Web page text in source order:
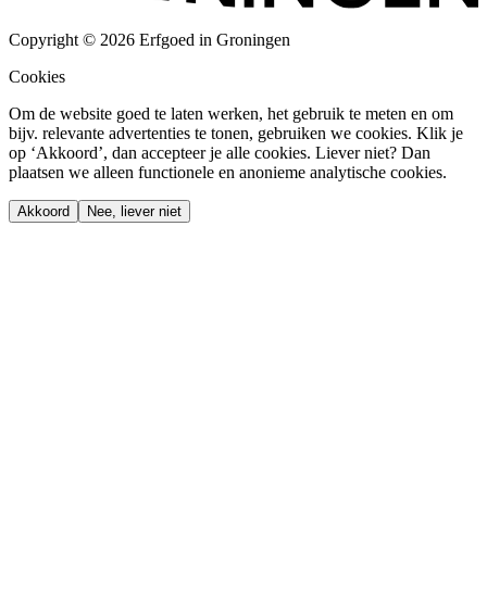
Copyright © 2026 Erfgoed in Groningen
Cookies
Om de website goed te laten werken, het gebruik te meten en om
bijv. relevante advertenties te tonen, gebruiken we cookies. Klik je
op ‘Akkoord’, dan accepteer je alle cookies. Liever niet? Dan
plaatsen we alleen functionele en anonieme analytische cookies.
Akkoord Nee, liever niet